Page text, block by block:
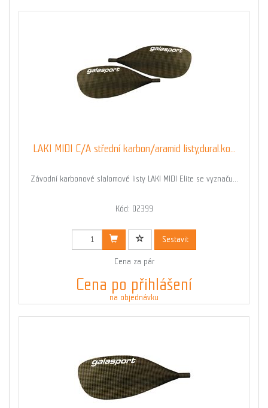
LAKI MIDI C/A střední karbon/aramid listy,dural.ko...
Závodní karbonové slalomové listy LAKI MIDI Elite se vyznaču...
Kód: 02399
Sestavit
Cena za pár
Cena po přihlášení
na objednávku